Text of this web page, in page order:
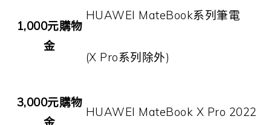
1,000元購物
金
HUAWEI MateBook系列筆電
(X Pro系列除外)
3,000元購物
HUAWEI MateBook X Pro 2022